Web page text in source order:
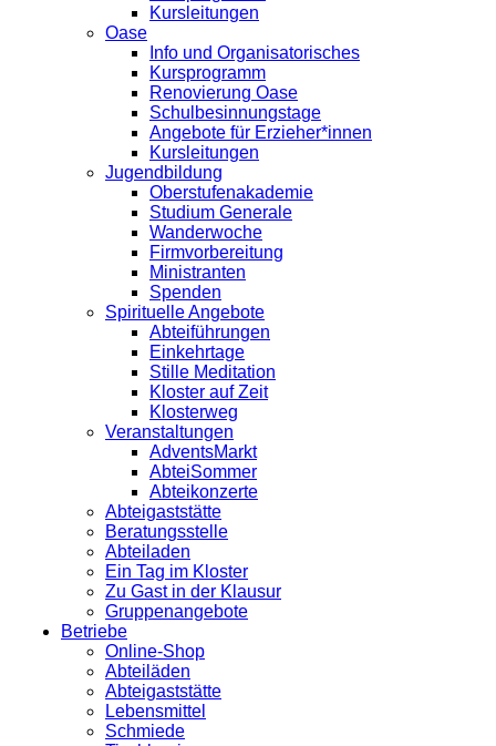
Kursleitungen
Oase
Info und Organisatorisches
Kursprogramm
Renovierung Oase
Schulbesinnungstage
Angebote für Erzieher*innen
Kursleitungen
Jugendbildung
Oberstufenakademie
Studium Generale
Wanderwoche
Firmvorbereitung
Ministranten
Spenden
Spirituelle Angebote
Abteiführungen
Einkehrtage
Stille Meditation
Kloster auf Zeit
Klosterweg
Veranstaltungen
AdventsMarkt
AbteiSommer
Abteikonzerte
Abteigaststätte
Beratungsstelle
Abteiladen
Ein Tag im Kloster
Zu Gast in der Klausur
Gruppenangebote
Betriebe
Online-Shop
Abteiläden
Abteigaststätte
Lebensmittel
Schmiede